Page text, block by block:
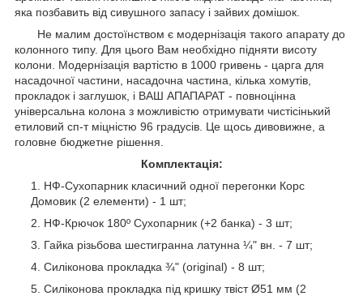
яка позбавить від сивушного запасу і зайвих домішок.
Не малим достоїнством є модернізація такого апарату до
колонного типу. Для цього Вам необхідно підняти висоту
колони. Модернізація вартістю в 1000 гривень - царга для
насадочної частини, насадочна частина, кілька хомутів,
прокладок і заглушок, і ВАШ АПАПАРАТ - повноцінна
універсальна колона з можливістю отримувати чистісінький
етиловий сп-т міцністю 96 градусів. Це щось дивовижне, а
головне бюджетне рішення.
Комплектація:
НФ-Сухопарник класичний одної перегонки Корс
Домовик (2 елементи) - 1 шт;
НФ-Крючок 180º Сухопарник (+2 банка) - 3 шт;
Гайка різьбова шестигранна латунна ¼" вн. - 7 шт;
Силіконова прокладка ¾" (original) - 8 шт;
Силіконова прокладка під кришку твіст Ø51 мм (2